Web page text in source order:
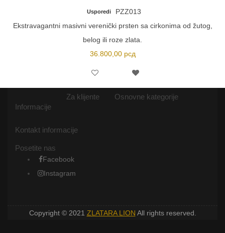
Usporedi
PZZ013
Ekstravagantni masivni verenički prsten sa cirkonima od žutog,
belog ili roze zlata.
36.800,00 рсд
Informacije
Za klijente Osnovne kategorije
Kontakt informacije
Posetite nas
Facebook
Instagram
Copyright © 2021 ZLATARA LION All rights reserved.